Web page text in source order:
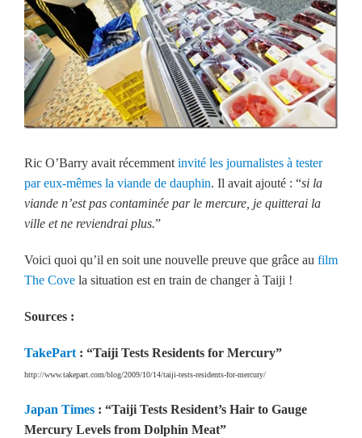
Ric O’Barry avait récemment invité les journalistes à tester
par eux-mêmes la viande de dauphin. Il avait ajouté : “si la
viande n’est pas contaminée par le mercure, je quitterai la
ville et ne reviendrai plus.”
Voici quoi qu’il en soit une nouvelle preuve que grâce au film
The Cove la situation est en train de changer à Taiji !
Sources :
TakePart : “Taiji Tests Residents for Mercury”
http://www.takepart.com/blog/2009/10/14/taiji-tests-residents-for-mercury/
Japan Times : “Taiji Tests Resident’s Hair to Gauge
Mercury Levels from Dolphin Meat”